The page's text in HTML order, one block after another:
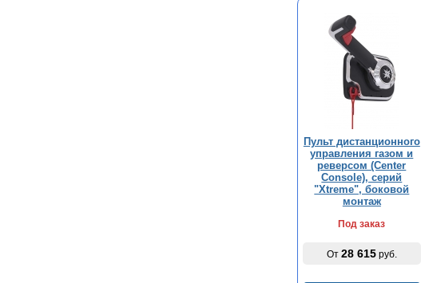
Пульт дистанционного
управления газом и
реверсом (Center
Console), серий
"Xtreme", боковой
монтаж
Под заказ
От 28 615руб.